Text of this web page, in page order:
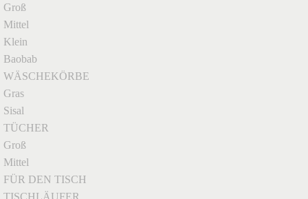
Groß
Mittel
Klein
Baobab
WÄSCHEKÖRBE
Gras
Sisal
TÜCHER
Groß
Mittel
FÜR DEN TISCH
TISCHLÄUFER